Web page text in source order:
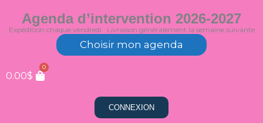
au
Agenda d’intervention 2026-2027
Expédition chaque vendredi · Livraison généralement la semaine suivante
Choisir mon agenda
0.00$
0
CONNEXION